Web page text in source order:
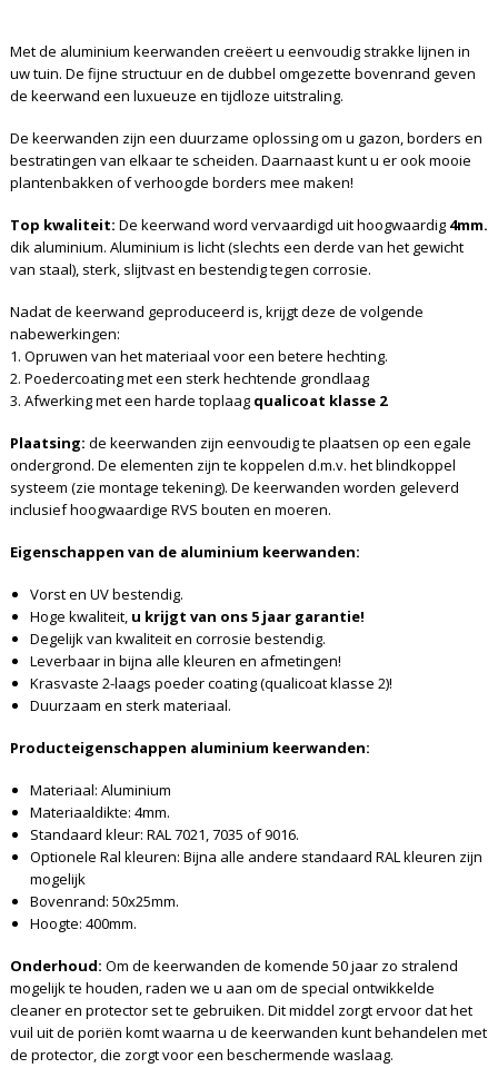
Met de aluminium keerwanden creëert u eenvoudig strakke lijnen in
uw tuin. De fijne structuur en de dubbel omgezette bovenrand geven
de keerwand een luxueuze en tijdloze uitstraling.
De keerwanden zijn een duurzame oplossing om u gazon, borders en
bestratingen van elkaar te scheiden. Daarnaast kunt u er ook mooie
plantenbakken of verhoogde borders mee maken!
Top kwaliteit: De keerwand word vervaardigd uit hoogwaardig 4mm.
dik aluminium. Aluminium is licht (slechts een derde van het gewicht
van staal), sterk, slijtvast en bestendig tegen corrosie.
Nadat de keerwand geproduceerd is, krijgt deze de volgende
nabewerkingen:
1. Opruwen van het materiaal voor een betere hechting.
2. Poedercoating met een sterk hechtende grondlaag
3. Afwerking met een harde toplaag qualicoat klasse 2
Plaatsing: de keerwanden zijn eenvoudig te plaatsen op een egale
ondergrond. De elementen zijn te koppelen d.m.v. het blindkoppel
systeem (zie montage tekening). De keerwanden worden geleverd
inclusief hoogwaardige RVS bouten en moeren.
Eigenschappen van de aluminium keerwanden:
Vorst en UV bestendig.
Hoge kwaliteit, u krijgt van ons 5 jaar garantie!
Degelijk van kwaliteit en corrosie bestendig.
Leverbaar in bijna alle kleuren en afmetingen!
Krasvaste 2-laags poeder coating (qualicoat klasse 2)!
Duurzaam en sterk materiaal.
Producteigenschappen aluminium keerwanden:
Materiaal: Aluminium
Materiaaldikte: 4mm.
Standaard kleur: RAL 7021, 7035 of 9016.
Optionele Ral kleuren: Bijna alle andere standaard RAL kleuren zijn
mogelijk
Bovenrand: 50x25mm.
Hoogte: 400mm.
Onderhoud: Om de keerwanden de komende 50 jaar zo stralend
mogelijk te houden, raden we u aan om de special ontwikkelde
cleaner en protector set te gebruiken. Dit middel zorgt ervoor dat het
vuil uit de poriën komt waarna u de keerwanden kunt behandelen met
de protector, die zorgt voor een beschermende waslaag.